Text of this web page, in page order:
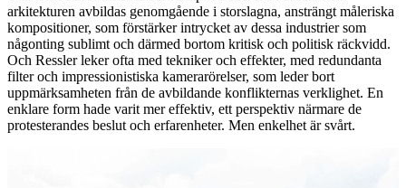
arkitekturen avbildas genomgående i storslagna, ansträngt måleriska
kompositioner, som förstärker intrycket av dessa industrier som
någonting sublimt och därmed bortom kritisk och politisk räckvidd.
Och Ressler leker ofta med tekniker och effekter, med redundanta
filter och impressionistiska kamerarörelser, som leder bort
uppmärksamheten från de avbildande konflikternas verklighet. En
enklare form hade varit mer effektiv, ett perspektiv närmare de
protesterandes beslut och erfarenheter. Men enkelhet är svårt.